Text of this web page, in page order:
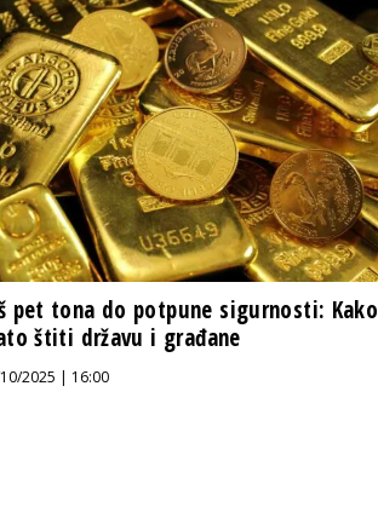
pet tona do potpune sigurnosti: Kako
štiti državu i građane
2025 | 16:00